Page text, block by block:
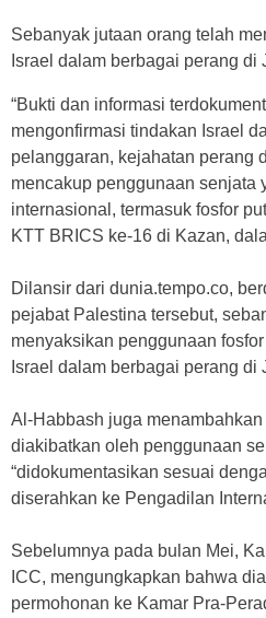
Sebanyak jutaan orang telah
Israel dalam berbagai perang di
“Bukti dan informasi
mengonfirmasi tindakan Israel
pelanggaran, kejahatan perang
mencakup penggunaan senjata
internasional, termasuk fosfor
KTT BRICS ke-16 di Kazan,
Dilansir dari dunia.tempo.co,
pejabat Palestina tersebut,
menyaksikan penggunaan
Israel dalam berbagai perang di
Al-Habbash juga
diakibatkan oleh penggunaan
“didokumentasikan sesuai
diserahkan ke Pengadilan
Sebelumnya pada bulan Mei,
ICC, mengungkapkan bahwa
permohonan ke Kamar Pra-